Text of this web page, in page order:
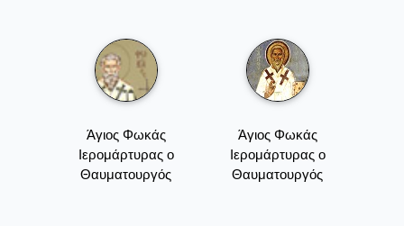
Άγιος Φωκάς
Ιερομάρτυρας ο
Θαυματουργός
Άγιος Φωκάς
Ιερομάρτυρας ο
Θαυματουργός